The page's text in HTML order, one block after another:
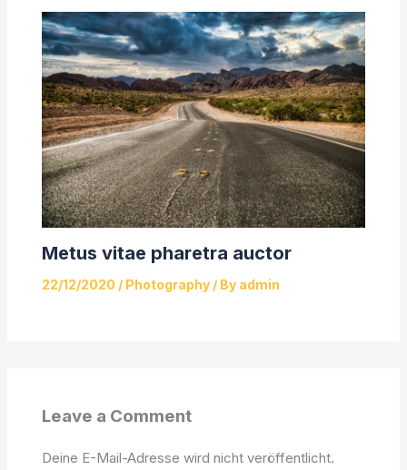
Metus vitae pharetra auctor
22/12/2020 / Photography/ By admin
Leave a Comment
Deine E-Mail-Adresse wird nicht veröffentlicht.